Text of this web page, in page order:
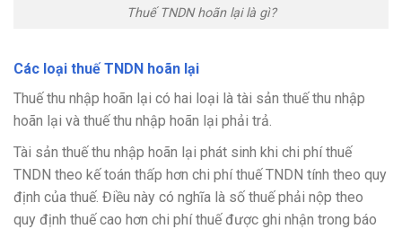
Thuế TNDN hoãn lại là gì?
Các loại thuế TNDN hoãn lại
Thuế thu nhập hoãn lại có hai loại là tài sản thuế thu nhập
hoãn lại và thuế thu nhập hoãn lại phải trả.
Tài sản thuế thu nhập hoãn lại phát sinh khi chi phí thuế
TNDN theo kế toán thấp hơn chi phí thuế TNDN tính theo quy
định của thuế. Điều này có nghĩa là số thuế phải nộp theo
quy định thuế cao hơn chi phí thuế được ghi nhận trong báo